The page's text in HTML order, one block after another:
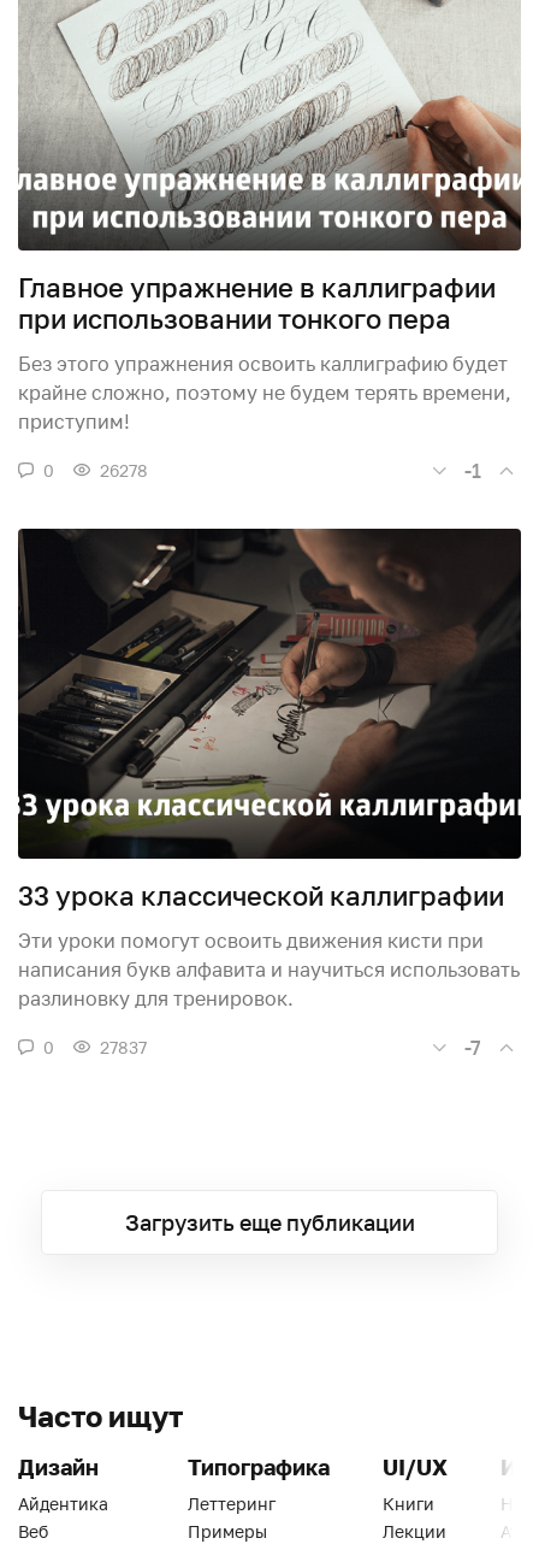
Главное упражнение в каллиграфии
при использовании тонкого пера
Без этого упражнения освоить каллиграфию будет
крайне сложно, поэтому не будем терять времени,
приступим!
0 26278 -1
33 урока классической каллиграфии
Эти уроки помогут освоить движения кисти при
написания букв алфавита и научиться использовать
разлиновку для тренировок.
0 27837 -7
Загрузить еще публикации
Часто ищут
Дизайн
Айдентика
Веб
Типографика
Леттеринг
Примеры
UI/UX
Книги
Лекции